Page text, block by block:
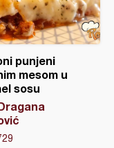
punjeni
mesom u
sosu